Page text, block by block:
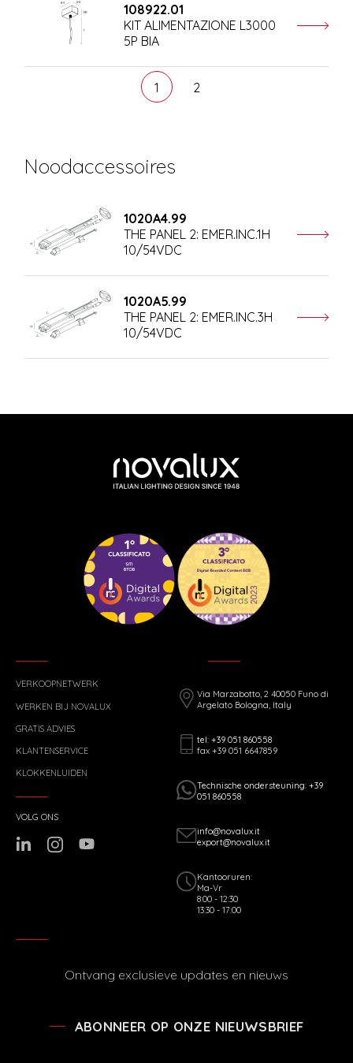
108922.01
KIT ALIMENTAZIONE L3000
5P BIA
1 2
Noodaccessoires
1020A4.99
THE PANEL 2: EMER.INC.1H
10/54VDC
1020A5.99
THE PANEL 2: EMER.INC.3H
10/54VDC
VERKOOPNETWERK
WERKEN BIJ NOVALUX
GRATIS ADVIES
KLANTENSERVICE
KLOKKENLUIDEN
Via Marzabotto, 2 40050 Funo di
Argelato Bologna, Italy
tel: +39 051 860558
fax +39 051 6647859
Technische ondersteuning: +39
051 860558
info@novalux.it
export@novalux.it
Kantooruren:
Ma-Vr
8:00 - 12:30
13:30 - 17:00
VOLG ONS
Ontvang exclusieve updates en nieuws
ABONNEER OP ONZE NIEUWSBRIEF